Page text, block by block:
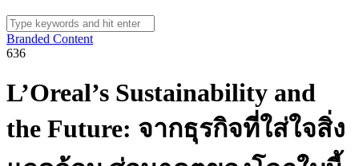
Branded Content
636
L’Oreal’s Sustainability and
the Future: จากธุรกิจที่ใส่ใจสิ่ง